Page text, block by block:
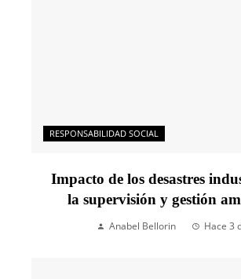
RESPONSABILIDAD SOCIAL
Impacto de los desastres
la supervisión y gestión
Anabel Bellorin Hace 3